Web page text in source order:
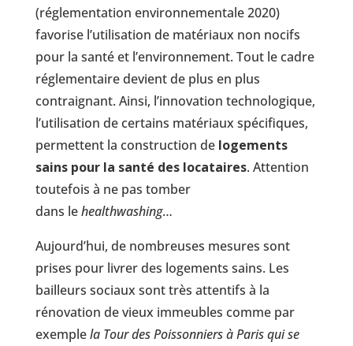
(réglementation environnementale 2020)
favorise l’utilisation de matériaux non nocifs
pour la santé et l’environnement. Tout le cadre
réglementaire devient de plus en plus
contraignant. Ainsi, l’innovation technologique,
l’utilisation de certains matériaux spécifiques,
permettent la construction de logements
sains pour la santé des locataires. Attention
toutefois à ne pas tomber
dans lehealthwashing…
Aujourd’hui, de nombreuses mesures sont
prises pour livrer des logements sains. Les
bailleurs sociaux sont très attentifs à la
rénovation de vieux immeubles comme par
exemplela Tour des Poissonniers à Paris qui se